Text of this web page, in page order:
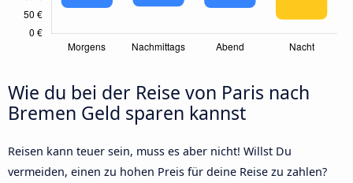
Wie du bei der Reise von Paris nach
Bremen Geld sparen kannst
Reisen kann teuer sein, muss es aber nicht! Willst Du
vermeiden, einen zu hohen Preis für deine Reise zu zahlen?